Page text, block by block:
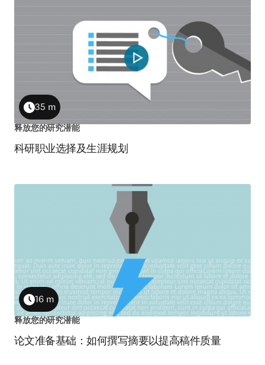
科研职业选择及生涯规划
Duration
35 m
释放您的研究潜能
论文准备基础：如何撰写摘要以提高稿件质量
Duration
16 m
释放您的研究潜能